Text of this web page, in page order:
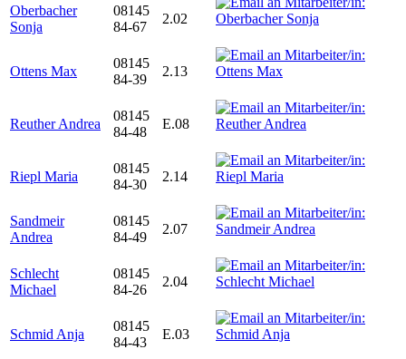
Oberbacher
Sonja
08145
84-67
2.02
Ottens Max
08145
84-39
2.13
Reuther Andrea
08145
84-48
E.08
Riepl Maria
08145
84-30
2.14
Sandmeir
Andrea
08145
84-49
2.07
Schlecht
Michael
08145
84-26
2.04
Schmid Anja
08145
84-43
E.03